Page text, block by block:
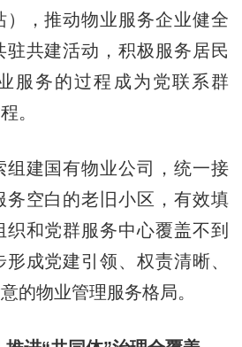
），推动物业服务企业健全
驻共建活动，积极服务居民
服务的过程成为党联系群
。
建国有物业公司，统一接
务空白的老旧小区，有效填
和党群服务中心覆盖不到
成党建引领、权责清晰、
的物业管理服务格局。